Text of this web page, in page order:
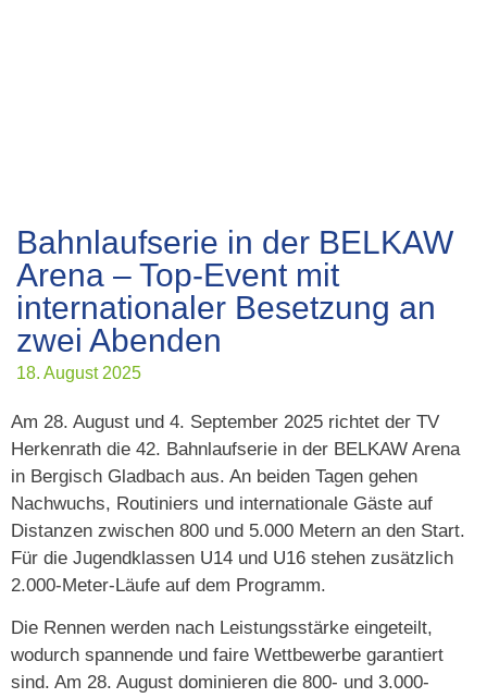
Bahnlaufserie in der BELKAW
Arena – Top-Event mit
internationaler Besetzung an
zwei Abenden
18. August 2025
Am 28. August und 4. September 2025 richtet der TV
Herkenrath die 42. Bahnlaufserie in der BELKAW Arena
in Bergisch Gladbach aus. An beiden Tagen gehen
Nachwuchs, Routiniers und internationale Gäste auf
Distanzen zwischen 800 und 5.000 Metern an den Start.
Für die Jugendklassen U14 und U16 stehen zusätzlich
2.000-Meter-Läufe auf dem Programm.
Die Rennen werden nach Leistungsstärke eingeteilt,
wodurch spannende und faire Wettbewerbe garantiert
sind. Am 28. August dominieren die 800- und 3.000-